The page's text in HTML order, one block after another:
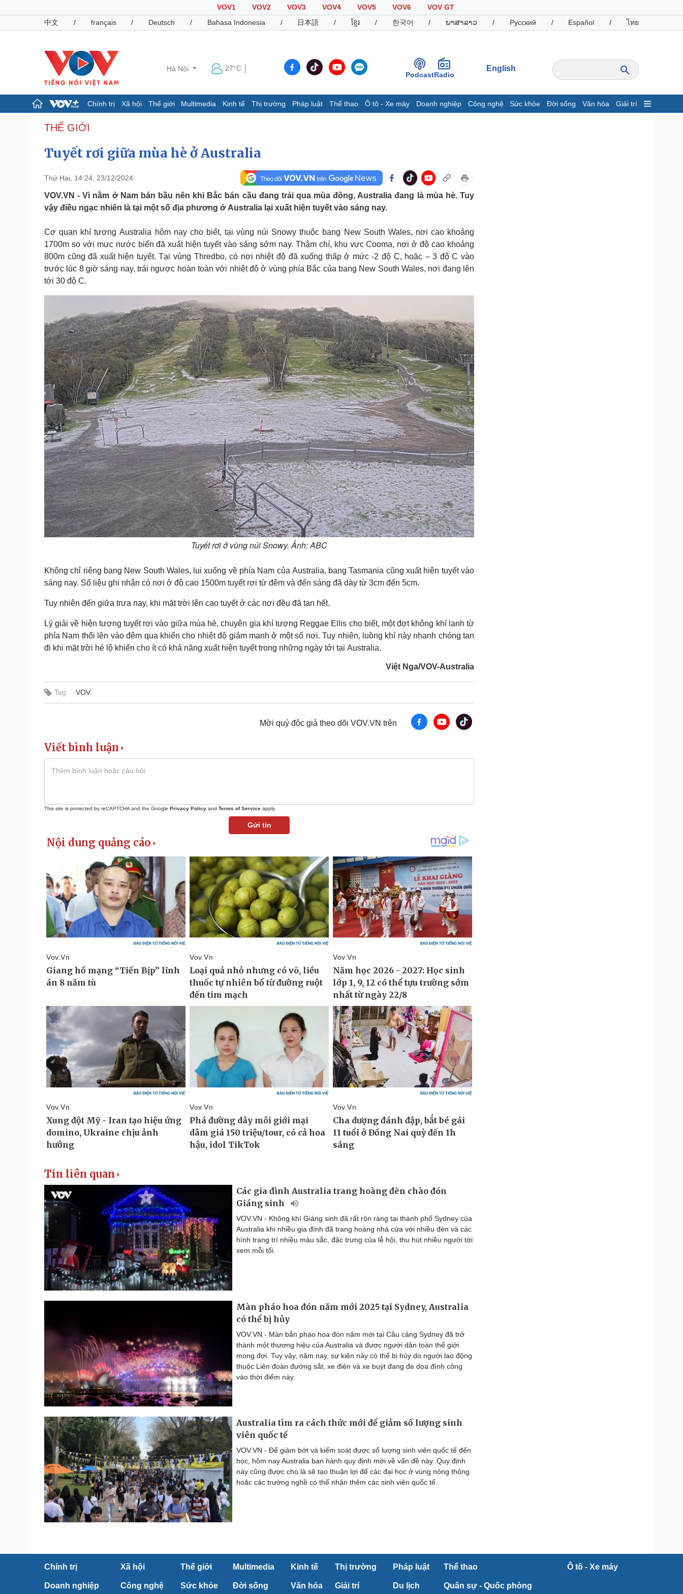
VOV1 VOV2 VOV3 VOV4 VOV5 VOV6
VOV GT
中文
/ français / Deutsch / Bahasa Indonesia / 日本語 / ខ្មែរ / 한국어 / ພາສາລາວ / Русский / Español / ไทย
Hà Nội 27°C
PodcastRadio
English
Chính trị Xã hội Thế giới Multimedia Kinh tế Thị trường Pháp luật Thể thao Ô tô - Xe máy Doanh nghiệp Công nghệ Sức khỏe Đời sống Văn hóa Giải trí
Chính trị
Tổ chức nhân sự
Quốc hội
Dự báo thời tiết
Giáo dục
Biển đảo
Cuộc sống đó đây
Hồ sơ
Infographic
Pháp luật
Tin nóng
Tư vấn luật
Quân sự - Quốc phòng
Việt Nam
Phân tích
Thể thao
Lịch thi đấu bóng đá
Thế giới thể thao
eSports
Hậu trường
Ô tô - Xe máy
Xe máy
Tư vấn
Doanh nghiệp 24h
Doanh nhân
Vì cộng đồng
Sức khỏe
Dinh dưỡng - món ngon
Sản phụ khoa
Nhi khoa
Nam khoa
Làm đẹp - giảm cân
Phòng mạch online
Ăn sạch sống khỏe
Nhà đẹp
Blog
Tình yêu - Gia đình
Sân khấu - Điện ảnh
Văn học
Âm nhạc
Di sản
Nghệ sĩ
Sao Việt
Tư vấn
Cải chính
THẾ GIỚI
Tuyết rơi giữa mùa hè ở Australia
Thứ Hai, 14:24, 23/12/2024
VOV.VN - Vì nằm ở Nam bán bầu nên khi Bắc bán cầu đang trải qua mùa đông, Australia đang là mùa hè. Tuy
vậy điều ngạc nhiên là tại một số địa phương ở Australia lại xuất hiện tuyết vào sáng nay.
Cơ quan khí tượng Australia hôm nay cho biết, tại vùng núi Snowy thuộc bang New South Wales, nơi cao khoảng
1700m so với mực nước biển đã xuất hiện tuyết vào sáng sớm nay. Thậm chí, khu vực Cooma, nơi ở độ cao khoảng
800m cũng đã xuất hiện tuyết. Tại vùng Thredbo, có nơi nhiệt độ đã xuống thấp ở mức -2 độ C, hoặc – 3 độ C vào
trước lúc 8 giờ sáng nay, trái ngược hoàn toàn với nhiệt độ ở vùng phía Bắc của bang New South Wales, nơi đang lên
tới 30 độ C.
Tuyết rơi ở vùng núi Snowy. Ảnh: ABC
Không chỉ riêng bang New South Wales, lui xuống về phía Nam của Australia, bang Tasmania cũng xuất hiện tuyết vào
sáng nay. Số liệu ghi nhận có nơi ở độ cao 1500m tuyết rơi từ đêm và đến sáng đã dày từ 3cm đến 5cm.
Tuy nhiên đến giữa trưa nay, khi mặt trời lên cao tuyết ở các nơi đều đã tan hết.
Lý giải về hiện tượng tuyết rơi vào giữa mùa hè, chuyên gia khí tượng Reggae Ellis cho biết, một đợt không khí lạnh từ
phía Nam thổi lên vào đêm qua khiến cho nhiệt độ giảm mạnh ở một số nơi. Tuy nhiên, luồng khí này nhanh chóng tan
đi khi mặt trời hé lộ khiến cho ít có khả năng xuất hiện tuyết trong những ngày tới tại Australia.
Việt Nga/VOV-Australia
Tag: VOV
Mời quý độc giả theo dõi VOV.VN trên
Viết bình luận
This site is protected by reCAPTCHA and the Google Privacy Policy and Terms of Service apply.
Gửi tin
Tin liên quan
Các gia đình Australia trang hoàng đèn chào đón
Giáng sinh
VOV.VN - Không khí Giáng sinh đã rất rộn ràng tại thành phố Sydney của
Australia khi nhiều gia đình đã trang hoàng nhà cửa với nhiều đèn và các
hình trang trí nhiều màu sắc, đặc trưng của lễ hội, thu hút nhiều người tới
xem mỗi tối.
Màn pháo hoa đón năm mới 2025 tại Sydney, Australia
có thể bị hủy
VOV.VN - Màn bắn pháo hoa đón năm mới tại Cầu cảng Sydney đã trở
thành một thương hiệu của Australia và được người dân toàn thế giới
mong đợi. Tuy vậy, năm nay, sự kiện này có thể bị hủy do người lao động
thuộc Liên đoàn đường sắt, xe điện và xe buýt đang đe dọa đình công
vào thời điểm này.
Australia tìm ra cách thức mới để giảm số lượng sinh
viên quốc tế
VOV.VN - Để giảm bớt và kiểm soát được số lượng sinh viên quốc tế đến
học, hôm nay Australia ban hành quy định mới về vấn đề này. Quy định
này cũng được cho là sẽ tạo thuận lợi để các đại học ở vùng nông thông
hoặc các trường nghề có thể nhận thêm các sinh viên quốc tế.
Chính trị Xã hội Thế giới Multimedia Kinh tế Thị trường Pháp luật Thể thao Ô tô - Xe máy
Doanh nghiệp Công nghệ Sức khỏe Đời sống Văn hóa Giải trí Du lịch Quân sự - Quốc phòng